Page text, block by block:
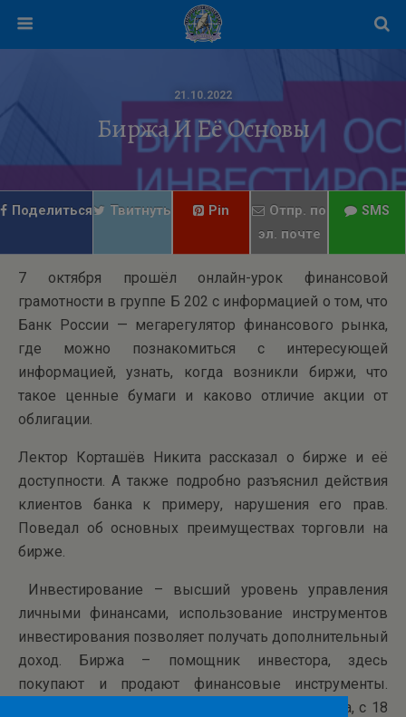
21.10.2022
Биржа И Её Основы
Поделиться Твитнуть Pin
Отпр. по
эл. почте
SMS
7 октября прошёл онлайн-урок финансовой
грамотности в группе Б 202 с информацией о том, что
Банк России — мегарегулятор финансового рынка,
где можно познакомиться с интересующей
информацией, узнать, когда возникли биржи, что
такое ценные бумаги и каково отличие акции от
облигации.
Лектор Корташёв Никита рассказал о бирже и её
доступности. А также подробно разъяснил действия
клиентов банка к примеру, нарушения его прав.
Поведал об основных преимуществах торговли на
бирже.
Инвестирование – высший уровень управления
личными финансами, использование инструментов
инвестирования позволяет получать дополнительный
доход. Биржа – помощник инвестора, здесь
покупают и продают финансовые инструменты.
Торговать на бирже можно, не выходя из дома, с 18